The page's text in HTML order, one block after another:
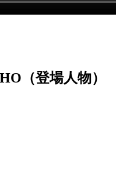
（登場人物）